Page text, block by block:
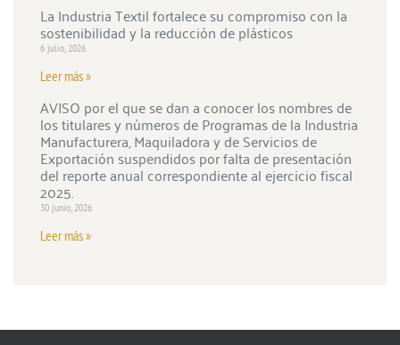
La Industria Textil fortalece su compromiso con la
sostenibilidad y la reducción de plásticos
6 julio, 2026
Leer más »
AVISO por el que se dan a conocer los nombres de
los titulares y números de Programas de la Industria
Manufacturera, Maquiladora y de Servicios de
Exportación suspendidos por falta de presentación
del reporte anual correspondiente al ejercicio fiscal
2025.
30 junio, 2026
Leer más »